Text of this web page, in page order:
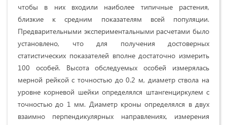
чтобы в них входили наиболее типичные растения,
близкие к средним показателям всей популяции.
Предварительными экспериментальными расчетами было
установлено, что для получения достоверных
статистических показателей вполне достаточно измерить
100 особей. Высота обследуемых особей измерялась
мерной рейкой с точностью до 0.2 м, диаметр ствола на
уровне корневой шейки определялся штангенциркулем с
точностью до 1 мм. Диаметр кроны определялся в двух
взаимно перпендикулярных направлениях, измерения